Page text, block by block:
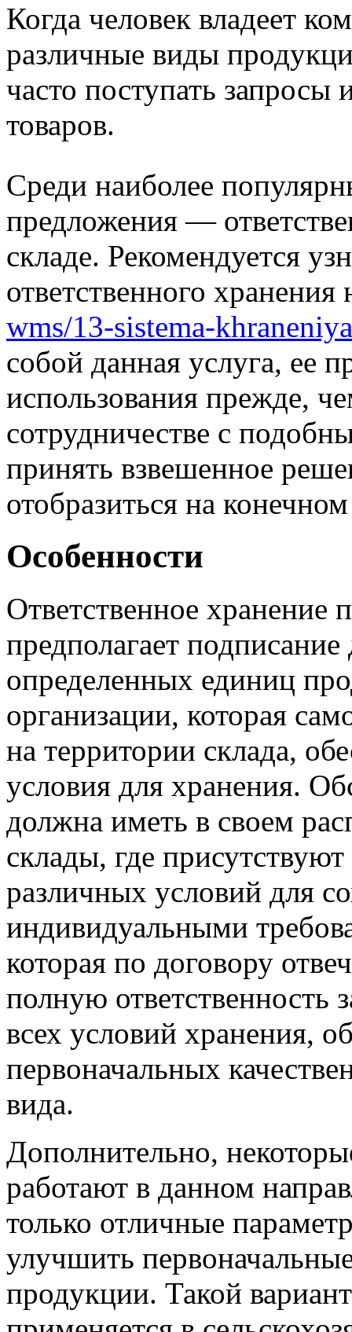
Когда человек владеет
различные виды
часто поступать
товаров.
Среди наиболее
предложения —
складе. Рекомендуется
ответственного хранения
wms/13-sistema-
собой данная услуга, ее
использования прежде,
сотрудничестве с
принять взвешенное
отобразиться на
Особенности
Ответственное хранение
предполагает подписание
определенных единиц
организации, которая
на территории склада,
условия для хранения.
должна иметь в своем
склады, где
различных условий для
индивидуальными
которая по договору
полную ответственность
всех условий хранения,
первоначальных
вида.
Дополнительно,
работают в данном
только отличные
улучшить
продукции. Такой